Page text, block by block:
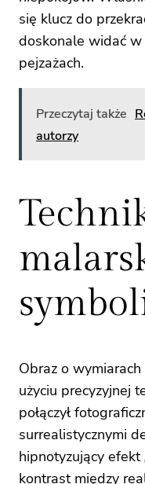
się klucz do
doskonale widać w
pejzażach.
Przeczytaj także
autorzy
Obraz o
użyciu precyzyjnej
połączył
surrealistycznymi
hipnotyzujący efekt
kontrast między